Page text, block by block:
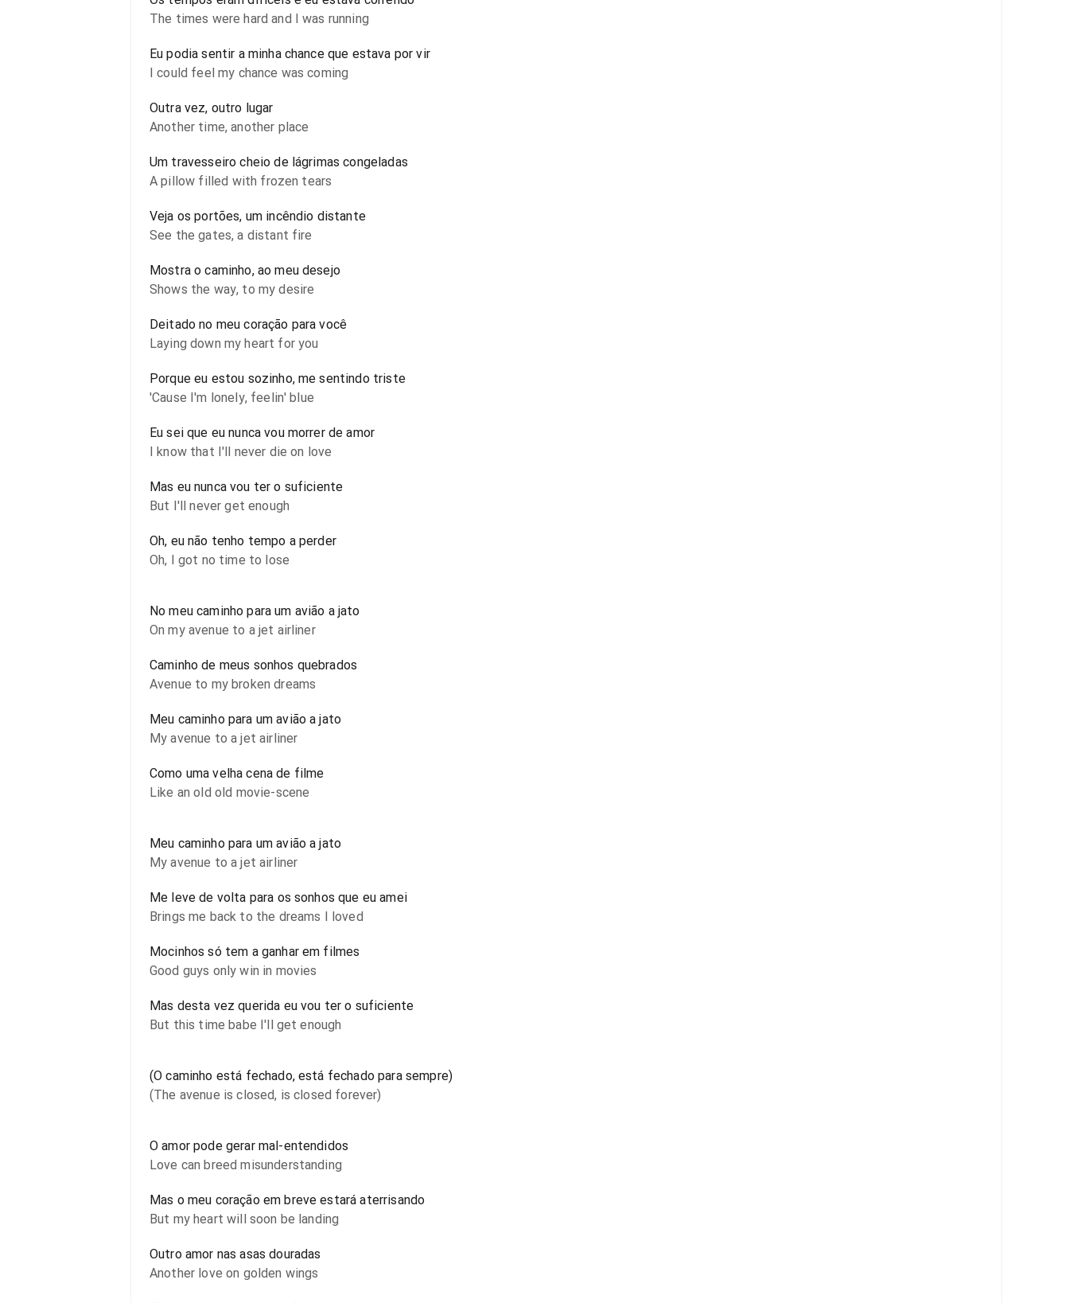
The times were hard and I was running
Eu podia sentir a minha chance que estava por vir
I could feel my chance was coming
Outra vez, outro lugar
Another time, another place
Um travesseiro cheio de lágrimas congeladas
A pillow filled with frozen tears
Veja os portões, um incêndio distante
See the gates, a distant fire
Mostra o caminho, ao meu desejo
Shows the way, to my desire
Deitado no meu coração para você
Laying down my heart for you
Porque eu estou sozinho, me sentindo triste
'Cause I'm lonely, feelin' blue
Eu sei que eu nunca vou morrer de amor
I know that I'll never die on love
Mas eu nunca vou ter o suficiente
But I'll never get enough
Oh, eu não tenho tempo a perder
Oh, I got no time to lose
No meu caminho para um avião a jato
On my avenue to a jet airliner
Caminho de meus sonhos quebrados
Avenue to my broken dreams
Meu caminho para um avião a jato
My avenue to a jet airliner
Como uma velha cena de filme
Like an old old movie-scene
Meu caminho para um avião a jato
My avenue to a jet airliner
Me leve de volta para os sonhos que eu amei
Brings me back to the dreams I loved
Mocinhos só tem a ganhar em filmes
Good guys only win in movies
Mas desta vez querida eu vou ter o suficiente
But this time babe I'll get enough
(O caminho está fechado, está fechado para sempre)
(The avenue is closed, is closed forever)
O amor pode gerar mal-entendidos
Love can breed misunderstanding
Mas o meu coração em breve estará aterrisando
But my heart will soon be landing
Outro amor nas asas douradas
Another love on golden wings